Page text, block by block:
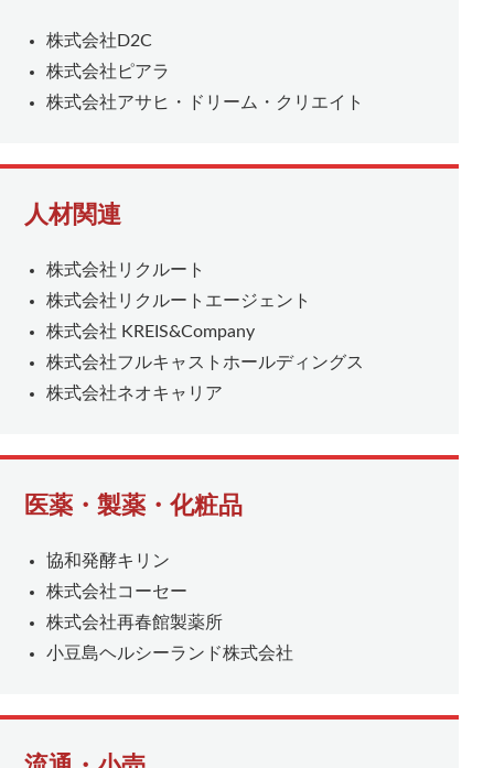
株式会社D2C
株式会社ピアラ
株式会社アサヒ・ドリーム・クリエイト
人材関連
株式会社リクルート
株式会社リクルートエージェント
株式会社 KREIS&Company
株式会社フルキャストホールディングス
株式会社ネオキャリア
医薬・製薬・化粧品
協和発酵キリン
株式会社コーセー
株式会社再春館製薬所
小豆島ヘルシーランド株式会社